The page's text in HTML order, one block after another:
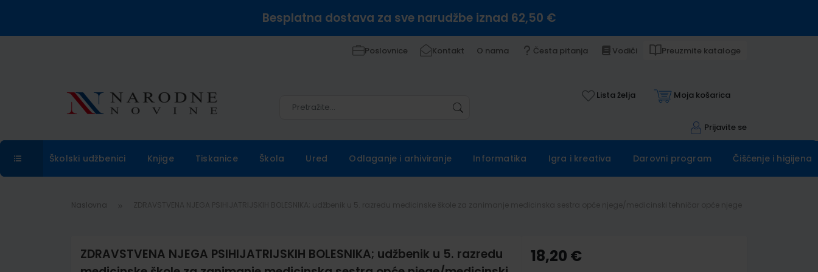
Besplatna dostava za sve narudžbe iznad 62,50 €
Poslovnice Kontakt O nama Česta pitanja Vodiči Preuzmite kataloge
Lista želja Moja košarica
Prijavite se
Školski udžbenici Knjige Tiskanice Škola Ured Odlaganje i arhiviranje Informatika Igra i kreativa Darovni program Čišćenje i higijena
Naslovna
ZDRAVSTVENA NJEGA PSIHIJATRIJSKIH BOLESNIKA; udžbenik u 5. razredu
18,20 €